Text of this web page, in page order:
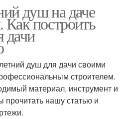
душ на даче
построить
дачи
душ для дачи своими
строителем.
материал, инструмент и
прочитать нашу статью и